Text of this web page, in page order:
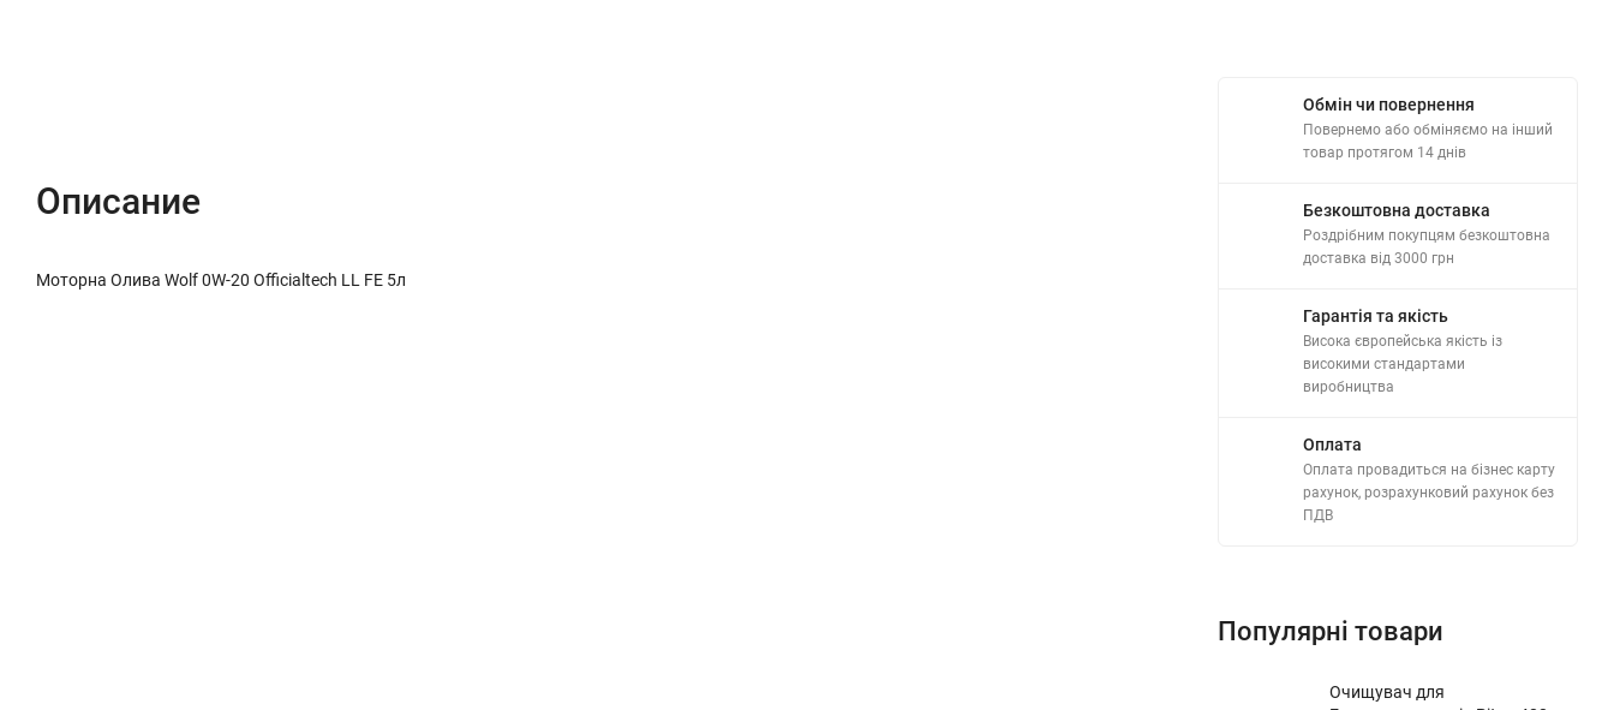
Описание
Моторна Олива Wolf 0W-20 Officialtech LL FE 5л
Обмін чи повернення
Повернемо або обміняємо на інший
товар протягом 14 днів
Безкоштовна доставка
Роздрібним покупцям безкоштовна
доставка від 3000 грн
Гарантія та якість
Висока європейська якість із
високими стандартами
виробництва
Оплата
Оплата провадиться на бізнес карту
рахунок, розрахунковий рахунок без
ПДВ
Популярні товари
Очищувач для